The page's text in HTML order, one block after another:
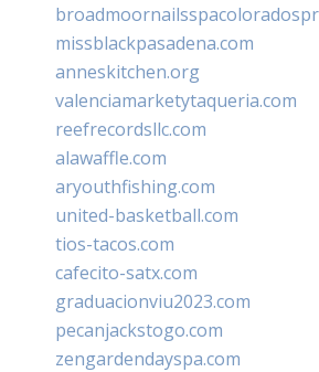
missblackpasadena.com
anneskitchen.org
valenciamarketytaqueria.com
reefrecordsllc.com
alawaffle.com
aryouthfishing.com
united-basketball.com
tios-tacos.com
cafecito-satx.com
graduacionviu2023.com
pecanjackstogo.com
zengardendayspa.com